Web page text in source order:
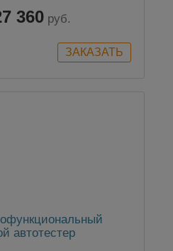
360 руб.
автотестер